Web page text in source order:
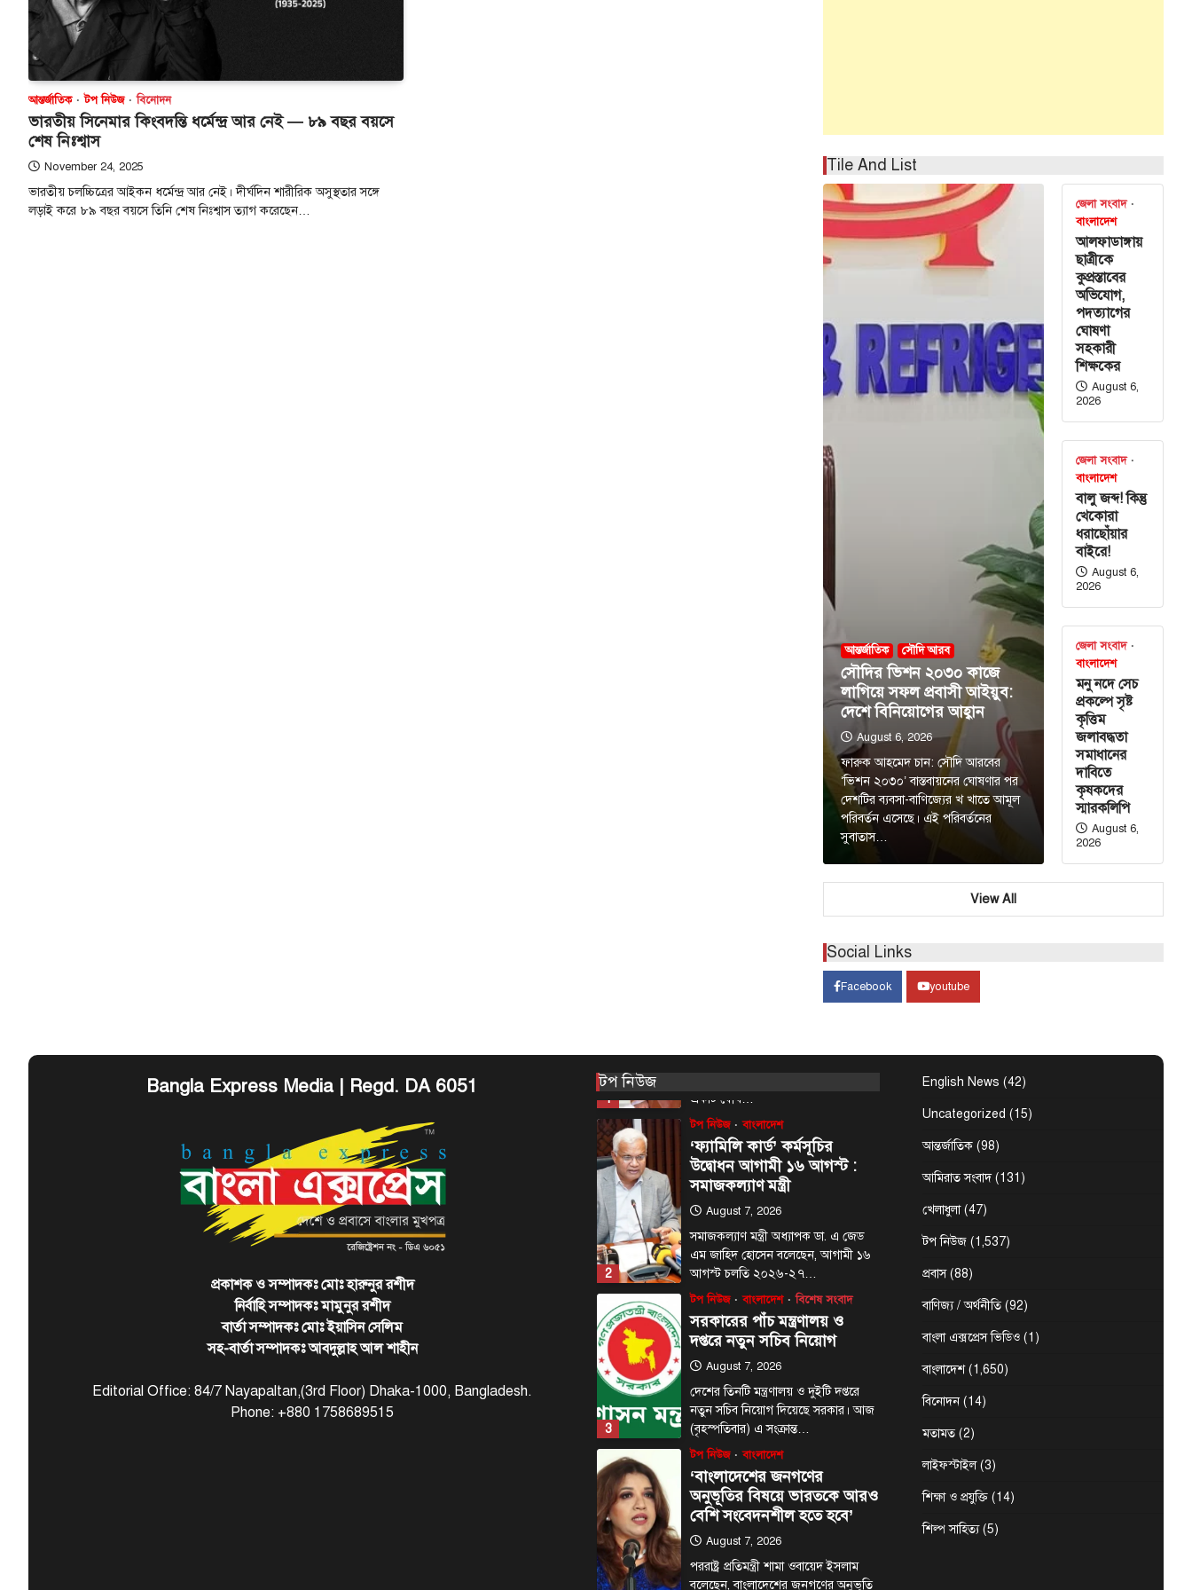
আন্তর্জাতিক টপ নিউজ বিনোদন
ভারতীয় সিনেমার কিংবদন্তি ধর্মেন্দ্র আর নেই — ৮৯ বছর বয়সে
শেষ নিঃশ্বাস
November 24, 2025
ভারতীয় চলচ্চিত্রের আইকন ধর্মেন্দ্র আর নেই। দীর্ঘদিন শারীরিক অসুস্থতার সঙ্গে
লড়াই করে ৮৯ বছর বয়সে তিনি শেষ নিঃশ্বাস ত্যাগ করেছেন…
Tile And List
আন্তর্জাতিক সৌদি আরব
সৌদির ভিশন ২০৩০ কাজে
লাগিয়ে সফল প্রবাসী আইয়ুব:
দেশে বিনিয়োগের আহ্বান
August 6, 2026
ফারুক আহমেদ চান: সৌদি আরবের
‘ভিশন ২০৩০’ বাস্তবায়নের ঘোষণার পর
দেশটির ব্যবসা-বাণিজ্যের খ খাতে আমূল
পরিবর্তন এসেছে। এই পরিবর্তনের
সুবাতাস…
জেলা সংবাদ
বাংলাদেশ
আলফাডাঙ্গায়
ছাত্রীকে
কুপ্রস্তাবের
অভিযোগ,
পদত্যাগের
ঘোষণা
সহকারী
শিক্ষকের
August 6,
2026
জেলা সংবাদ
বাংলাদেশ
বালু জব্দ! কিন্তু
খেকোরা
ধরাছোঁয়ার
বাইরে!
August 6,
2026
জেলা সংবাদ
বাংলাদেশ
মনু নদে সেচ
প্রকল্পে সৃষ্ট
কৃত্তিম
জলাবদ্ধতা
সমাধানের
দাবিতে
কৃষকদের
স্মারকলিপি
August 6,
2026
View All
Social Links
Facebook youtube
Bangla Express Media | Regd. DA 6051
প্রকাশক ও সম্পাদকঃ মোঃ হারুনুর রশীদ
নির্বাহি সম্পাদকঃ মামুনুর রশীদ
বার্তা সম্পাদকঃ মোঃ ইয়াসিন সেলিম
সহ-বার্তা সম্পাদকঃ আবদুল্লাহ আল শাহীন
Editorial Office: 84/7 Nayapaltan,(3rd Floor) Dhaka-1000, Bangladesh.
Phone: +880 1758689515
টপ নিউজ
দপ্তরে নতুন সচিব নিয়োগ
‘বাংলাদেশের জনগণের
অনুভূতির বিষয়ে ভারতকে আরও
পররাষ্ট্র প্রতিমন্ত্রী শামা ওবায়েদ ইসলাম
বলেছেন, বাংলাদেশের জনগণের অনুভূতি
ও সংবেদনশীলতার বিষয়ে ভারতকে আরও
রাজধানীর চারপাশের নদীদূষণ
রোধে কর্মপরিকল্পনার নির্দেশ
রাজধানী ঢাকার চারপাশের নদীদূষণ রোধে
কর্মপরিকল্পনা তৈরির নির্দেশনা দিয়েছেন
1
সৌদি, তুরস্ক ও পাকিস্তানের
মধ্যে প্রতিরক্ষা চুক্তি সই হচ্ছে
একটি যৌথ…
2
টপ নিউজ বাংলাদেশ
‘ফ্যামিলি কার্ড’ কর্মসূচির
উদ্বোধন আগামী ১৬ আগস্ট :
সমাজকল্যাণ মন্ত্রী
August 7, 2026
সমাজকল্যাণ মন্ত্রী অধ্যাপক ডা. এ জেড
এম জাহিদ হোসেন বলেছেন, আগামী ১৬
আগস্ট চলতি ২০২৬-২৭…
3
টপ নিউজ বাংলাদেশ বিশেষ সংবাদ
সরকারের পাঁচ মন্ত্রণালয় ও
দপ্তরে নতুন সচিব নিয়োগ
August 7, 2026
দেশের তিনটি মন্ত্রণালয় ও দুইটি দপ্তরে
নতুন সচিব নিয়োগ দিয়েছে সরকার। আজ
(বৃহস্পতিবার) এ সংক্রান্ত…
টপ নিউজ বাংলাদেশ
‘বাংলাদেশের জনগণের
অনুভূতির বিষয়ে ভারতকে আরও
বেশি সংবেদনশীল হতে হবে’
August 7, 2026
পররাষ্ট্র প্রতিমন্ত্রী শামা ওবায়েদ ইসলাম
বলেছেন, বাংলাদেশের জনগণের অনুভূতি
English News (42)
Uncategorized (15)
আন্তর্জাতিক (98)
আমিরাত সংবাদ(131)
খেলাধুলা(47)
টপ নিউজ (1,537)
প্রবাস(88)
বাণিজ্য / অর্থনীতি (92)
বাংলা এক্সপ্রেস ভিডিও (1)
বাংলাদেশ(1,650)
বিনোদন (14)
মতামত (2)
লাইফস্টাইল(3)
শিক্ষা ও প্রযুক্তি (14)
শিল্প সাহিত্য(5)